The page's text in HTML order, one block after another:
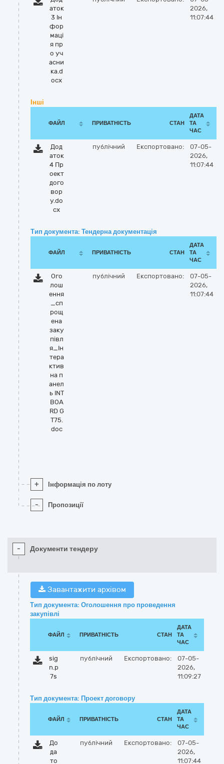
аток
3 Ін
фор
маці
я пр
о уч
асни
ка.d
ocx
2026,
11:07:44
Інші
ФАЙЛ ПРИВАТНІСТЬ СТАН
ДАТА
ТА
ЧАС
Дод
аток
4 Пр
оект
дого
вор
у.do
cx
публічний Експортовано:
07-05-
2026,
11:07:44
Тип документа: Тендерна документація
ФАЙЛ ПРИВАТНІСТЬ СТАН
ДАТА
ТА
ЧАС
Ого
лош
ення
_сп
рощ
ена
заку
півл
я_Ін
тера
ктив
на п
анел
ь INT
BOA
RD G
T75.
doc
публічний Експортовано:
07-05-
2026,
11:07:44
+ Інформація по лоту
- Пропозиції
- Документи тендеру
Завантажити архівом
Тип документа: Оголошення про проведення
закупівлі
ФАЙЛ ПРИВАТНІСТЬ СТАН
ДАТА
ТА
ЧАС
sig
n.p
7s
публічний Експортовано:
07-05-
2026,
11:09:27
Тип документа: Проект договору
ФАЙЛ ПРИВАТНІСТЬ СТАН
ДАТА
ТА
ЧАС
До
да
то
публічний Експортовано:
07-05-
2026,
11:07:44